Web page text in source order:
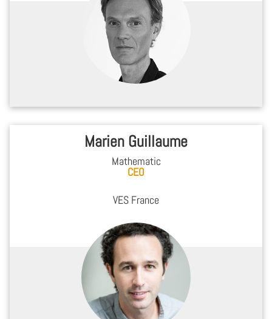
Marien Guillaume
Mathematic
CEO
VES France